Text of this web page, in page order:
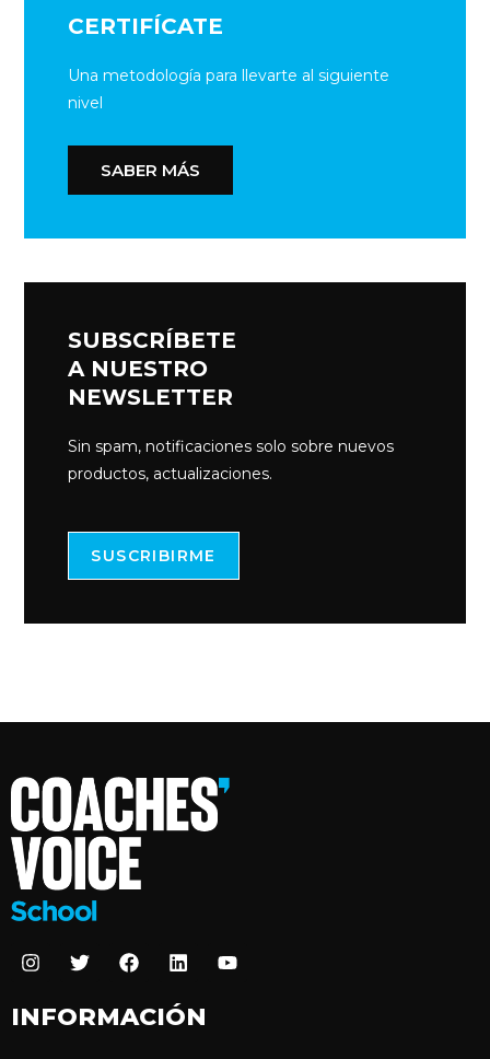
CERTIFÍCATE
Una metodología para llevarte al siguiente
nivel
SABER MÁS
SUBSCRÍBETE
A NUESTRO
NEWSLETTER
Sin spam, notificaciones solo sobre nuevos
productos, actualizaciones.
SUSCRIBIRME
INFORMACIÓN